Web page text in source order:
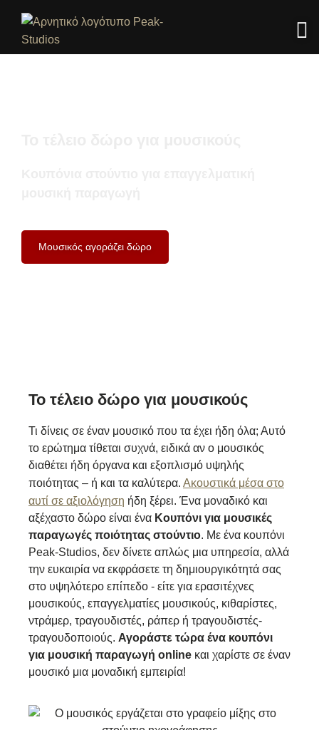
Μουσικός αγοράζει δώρο
Το τέλειο δώρο για μουσικούς
Τι δίνεις σε έναν μουσικό που τα έχει ήδη όλα; Αυτό
το ερώτημα τίθεται συχνά, ειδικά αν ο μουσικός
διαθέτει ήδη όργανα και εξοπλισμό υψηλής
ποιότητας – ή και τα καλύτερα. Ακουστικά μέσα στο
αυτί σε αξιολόγηση ήδη ξέρει. Ένα μοναδικό και
αξέχαστο δώρο είναι ένα Κουπόνι για μουσικές
παραγωγές ποιότητας στούντιο. Με ένα κουπόνι
Peak-Studios, δεν δίνετε απλώς μια υπηρεσία, αλλά
την ευκαιρία να εκφράσετε τη δημιουργικότητά σας
στο υψηλότερο επίπεδο - είτε για ερασιτέχνες
μουσικούς, επαγγελματίες μουσικούς, κιθαρίστες,
ντράμερ, τραγουδιστές, ράπερ ή τραγουδιστές-
τραγουδοποιούς. Αγοράστε τώρα ένα κουπόνι
για μουσική παραγωγή online και χαρίστε σε έναν
μουσικό μια μοναδική εμπειρία!